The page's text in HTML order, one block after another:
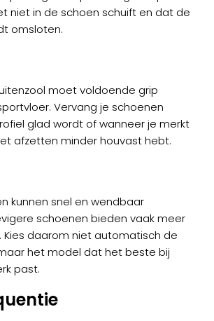
niet in de schoen schuift en dat de
omsloten.
moet voldoende grip
Vervang je schoenen
glad wordt of wanneer je merkt
afzetten minder houvast hebt.
kunnen snel en wendbaar
schoenen bieden vaak meer
Kies daarom niet automatisch de
het model dat het beste bij
past.